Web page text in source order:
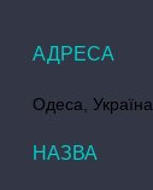
Одеса, Україна